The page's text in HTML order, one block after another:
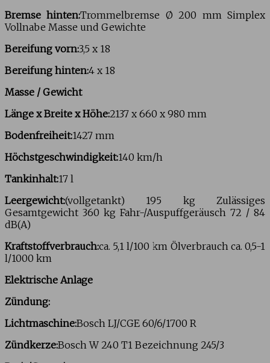
Bremse hinten:Trommelbremse Ø 200 mm Simplex
Vollnabe Masse und Gewichte
Bereifung vorn:3,5 x 18
Bereifung hinten:4 x 18
Masse / Gewicht
Länge x Breite x Höhe:2137 x 660 x 980 mm
Bodenfreiheit:1427 mm
Höchstgeschwindigkeit:140 km/h
Tankinhalt:17 l
Leergewicht:(vollgetankt) 195 kg Zulässiges
Gesamtgewicht 360 kg Fahr-/Auspuffgeräusch 72 / 84
dB(A)
Kraftstoffverbrauch:ca. 5,1 l/100 km Ölverbrauch ca. 0,5-1
l/1000 km
Elektrische Anlage
Zündung:
Lichtmaschine:Bosch LJ/CGE 60/6/1700 R
Zündkerze:Bosch W 240 T1 Bezeichnung 245/3